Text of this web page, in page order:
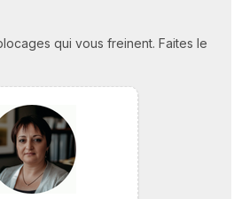
qui vous freinent. Faites le